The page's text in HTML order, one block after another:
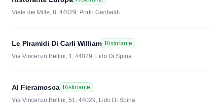
Viale dei Mille, 8, 44029, Porto Garibaldi
Le Piramidi Di Carli William Ristorante
Via Vincenzo Bellini, 1, 44029, Lido Di Spina
Al Fieramosca Ristorante
Via Vincenzo Bellini, 51, 44029, Lido Di Spina